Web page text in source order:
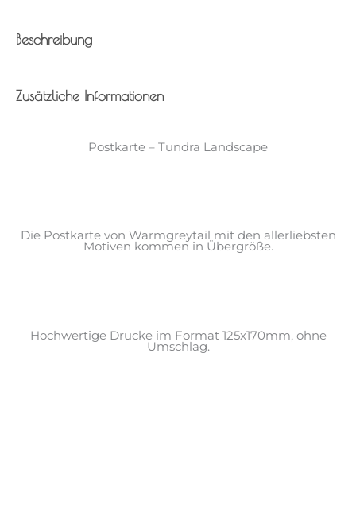
Beschreibung
Zusätzliche Informationen
Postkarte – Tundra Landscape
Die Postkarte von Warmgreytail mit den allerliebsten
Motiven kommen in Übergröße.
Hochwertige Drucke im Format 125x170mm, ohne
Umschlag.